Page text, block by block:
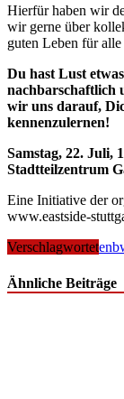
Hierfür haben wir
wir gerne über
guten Leben für
Du hast Lust
nachbarschaftlich
wir uns darauf,
kennenzulernen!
Samstag, 22. Juli,
Stadtteilzentrum
Eine Initiative der
www.eastside-
Verschlagwortet
Ähnliche Beiträge